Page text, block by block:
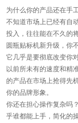
为什么你的产品还在手
不知道市场上已经有自
投入，往往能在不久的
圆瓶贴标机新升级，你
它几乎是要彻底改变你
以前所未有的速度和精
的产品在市场上抢得先
你的品牌形象。
你还在担心操作复杂吗
乎谁都能上手，简化的